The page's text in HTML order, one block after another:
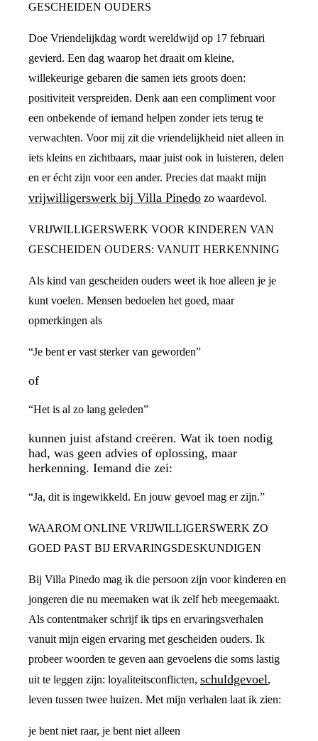
GESCHEIDEN OUDERS
Doe Vriendelijkdag wordt wereldwijd op 17 februari
gevierd. Een dag waarop het draait om kleine,
willekeurige gebaren die samen iets groots doen:
positiviteit verspreiden. Denk aan een compliment voor
een onbekende of iemand helpen zonder iets terug te
verwachten. Voor mij zit die vriendelijkheid niet alleen in
iets kleins en zichtbaars, maar juist ook in luisteren, delen
en er écht zijn voor een ander. Precies dat maakt mijn
vrijwilligerswerk bij Villa Pinedo zo waardevol.
VRIJWILLIGERSWERK VOOR KINDEREN VAN
GESCHEIDEN OUDERS: VANUIT HERKENNING
Als kind van gescheiden ouders weet ik hoe alleen je je
kunt voelen. Mensen bedoelen het goed, maar
opmerkingen als
“Je bent er vast sterker van geworden”
of
“Het is al zo lang geleden”
kunnen juist afstand creëren. Wat ik toen nodig
had, was geen advies of oplossing, maar
herkenning. Iemand die zei:
“Ja, dit is ingewikkeld. En jouw gevoel mag er zijn.”
WAAROM ONLINE VRIJWILLIGERSWERK ZO
GOED PAST BIJ ERVARINGSDESKUNDIGEN
Bij Villa Pinedo mag ik die persoon zijn voor kinderen en
jongeren die nu meemaken wat ik zelf heb meegemaakt.
Als contentmaker schrijf ik tips en ervaringsverhalen
vanuit mijn eigen ervaring met gescheiden ouders. Ik
probeer woorden te geven aan gevoelens die soms lastig
uit te leggen zijn: loyaliteitsconflicten, schuldgevoel,
leven tussen twee huizen. Met mijn verhalen laat ik zien:
je bent niet raar, je bent niet alleen